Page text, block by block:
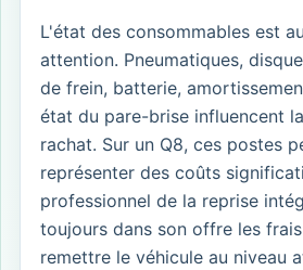
L'état des consommables est
attention. Pneumatiques,
de frein, batterie,
état du pare-brise influencent
rachat. Sur un Q8, ces postes
représenter des coûts
professionnel de la reprise
toujours dans son offre les
remettre le véhicule au niveau